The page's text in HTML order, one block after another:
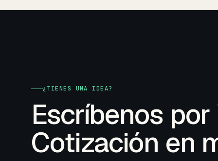
¿TIENES UNA IDEA?
Escríbenos
Cotización en